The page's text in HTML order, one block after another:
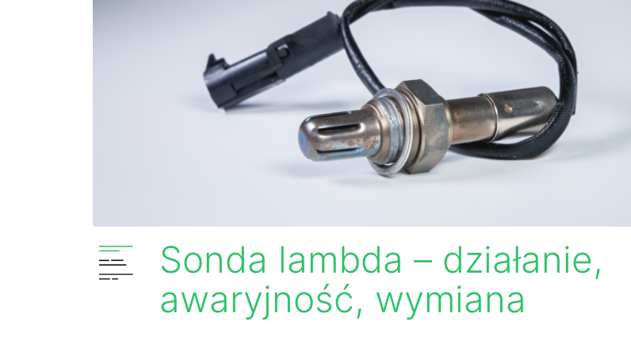
Sonda lambda – działanie,
awaryjność, wymiana